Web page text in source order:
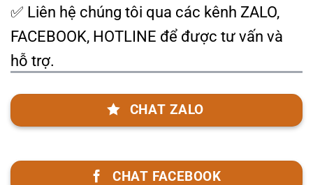
✅ Liên hệ chúng tôi qua các kênh ZALO,
FACEBOOK, HOTLINE để được tư vấn và
hỗ trợ.
CHAT ZALO
CHAT FACEBOOK